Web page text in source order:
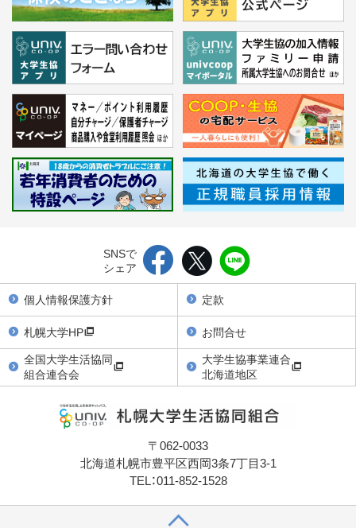
SNSで
シェア
個人情報保護方針
定款
札幌大学HP
お問合せ
全国大学生活協同
組合連合会
大学生協事業連合
北海道地区
〒062-0033
北海道札幌市豊平区西岡3条7丁目3-1
TEL：011-852-1528